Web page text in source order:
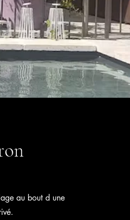
au bout d une